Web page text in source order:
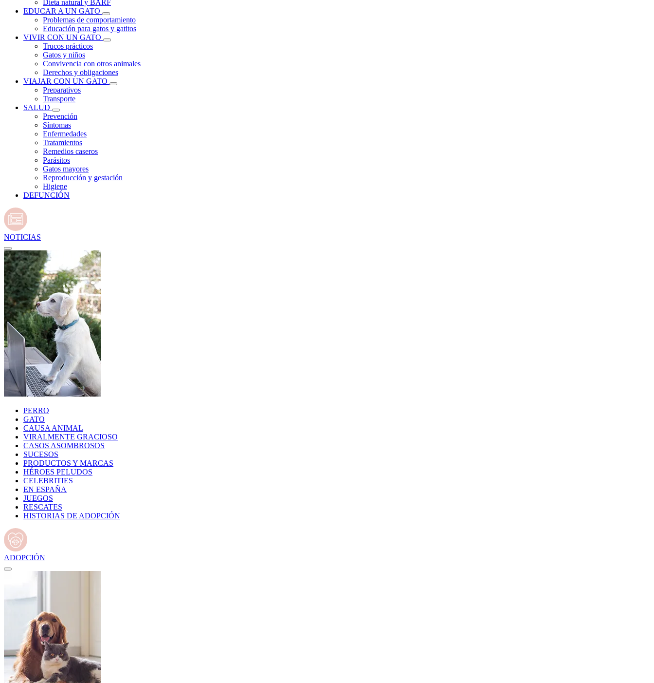
Dieta natural y BARF
EDUCAR A UN GATO
Problemas de comportamiento
Educación para gatos y gatitos
VIVIR CON UN GATO
Trucos prácticos
Gatos y niños
Convivencia con otros animales
Derechos y obligaciones
VIAJAR CON UN GATO
Preparativos
Transporte
SALUD
Prevención
Síntomas
Enfermedades
Tratamientos
Remedios caseros
Parásitos
Gatos mayores
Reproducción y gestación
Higiene
DEFUNCIÓN
NOTICIAS
PERRO
GATO
CAUSA ANIMAL
VIRALMENTE GRACIOSO
CASOS ASOMBROSOS
SUCESOS
PRODUCTOS Y MARCAS
HÉROES PELUDOS
CELEBRITIES
EN ESPAÑA
JUEGOS
RESCATES
HISTORIAS DE ADOPCIÓN
ADOPCIÓN